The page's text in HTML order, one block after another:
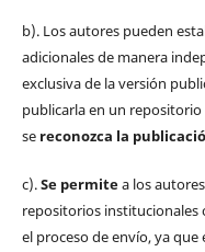
b). Los autores pueden
adicionales de manera
exclusiva de la versión
publicarla en un
sereconozca la
c).Se permitea los autores
repositorios institucionales
el proceso de envío, ya